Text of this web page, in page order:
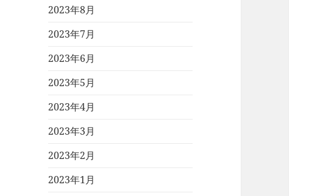
2023年8月
2023年7月
2023年6月
2023年5月
2023年4月
2023年3月
2023年2月
2023年1月